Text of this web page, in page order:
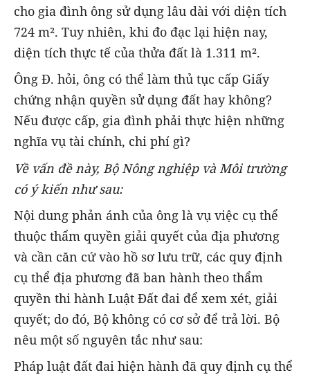
cho gia đình ông sử dụng lâu dài với diện tích
724 m². Tuy nhiên, khi đo đạc lại hiện nay,
diện tích thực tế của thửa đất là 1.311 m².
Ông Đ. hỏi, ông có thể làm thủ tục cấp Giấy
chứng nhận quyền sử dụng đất hay không?
Nếu được cấp, gia đình phải thực hiện những
nghĩa vụ tài chính, chi phí gì?
Về vấn đề này, Bộ Nông nghiệp và Môi trường
có ý kiến như sau:
Nội dung phản ánh của ông là vụ việc cụ thể
thuộc thẩm quyền giải quyết của địa phương
và cần căn cứ vào hồ sơ lưu trữ, các quy định
cụ thể địa phương đã ban hành theo thẩm
quyền thi hành Luật Đất đai để xem xét, giải
quyết; do đó, Bộ không có cơ sở để trả lời. Bộ
nêu một số nguyên tắc như sau:
Pháp luật đất đai hiện hành đã quy định cụ thể